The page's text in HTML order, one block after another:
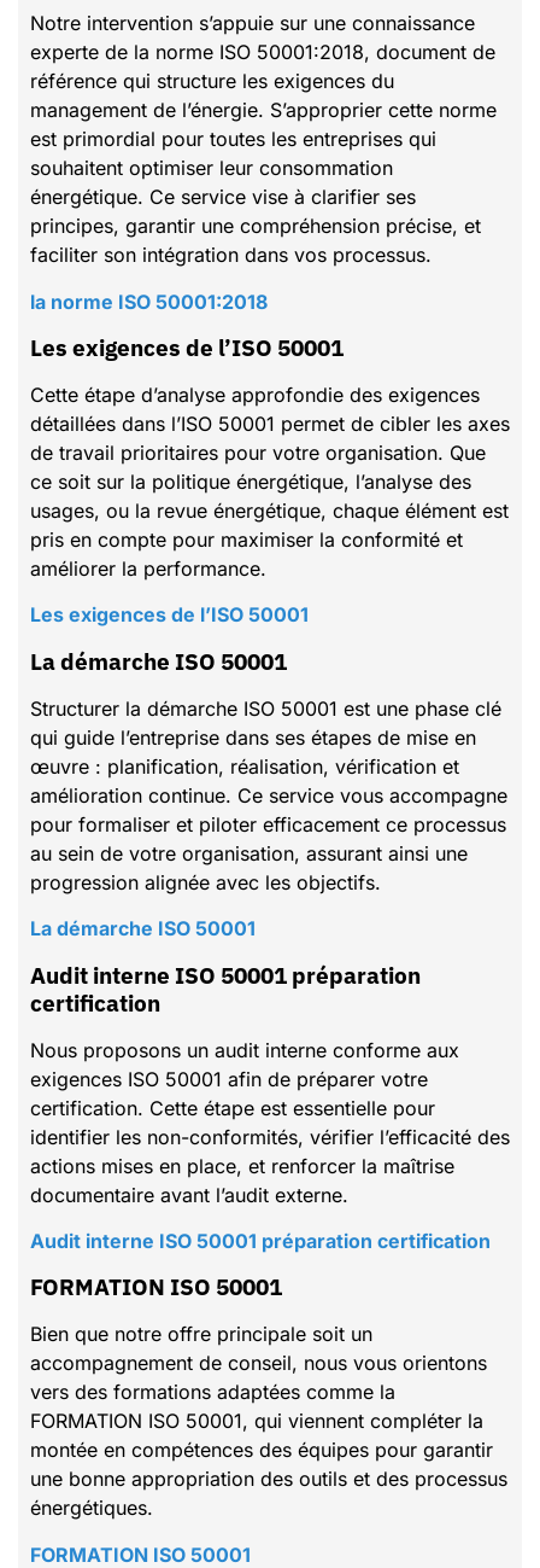
Notre intervention s’appuie sur une connaissance
experte de la norme ISO 50001:2018, document de
référence qui structure les exigences du
management de l’énergie. S’approprier cette norme
est primordial pour toutes les entreprises qui
souhaitent optimiser leur consommation
énergétique. Ce service vise à clarifier ses
principes, garantir une compréhension précise, et
faciliter son intégration dans vos processus.
la norme ISO 50001:2018
Les exigences de l’ISO 50001
Cette étape d’analyse approfondie des exigences
détaillées dans l’ISO 50001 permet de cibler les axes
de travail prioritaires pour votre organisation. Que
ce soit sur la politique énergétique, l’analyse des
usages, ou la revue énergétique, chaque élément est
pris en compte pour maximiser la conformité et
améliorer la performance.
Les exigences de l’ISO 50001
La démarche ISO 50001
Structurer la démarche ISO 50001 est une phase clé
qui guide l’entreprise dans ses étapes de mise en
œuvre : planification, réalisation, vérification et
amélioration continue. Ce service vous accompagne
pour formaliser et piloter efficacement ce processus
au sein de votre organisation, assurant ainsi une
progression alignée avec les objectifs.
La démarche ISO 50001
Audit interne ISO 50001 préparation
certification
Nous proposons un audit interne conforme aux
exigences ISO 50001 afin de préparer votre
certification. Cette étape est essentielle pour
identifier les non-conformités, vérifier l’efficacité des
actions mises en place, et renforcer la maîtrise
documentaire avant l’audit externe.
Audit interne ISO 50001 préparation certification
FORMATION ISO 50001
Bien que notre offre principale soit un
accompagnement de conseil, nous vous orientons
vers des formations adaptées comme la
FORMATION ISO 50001, qui viennent compléter la
montée en compétences des équipes pour garantir
une bonne appropriation des outils et des processus
énergétiques.
FORMATION ISO 50001